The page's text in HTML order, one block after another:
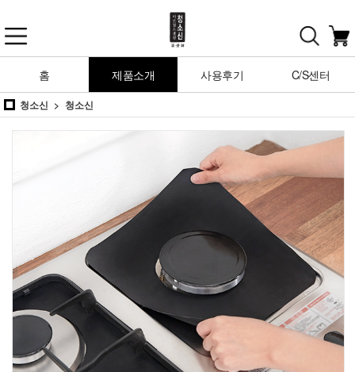
홈 제품소개 사용후기 C/S센터
청소신 청소신